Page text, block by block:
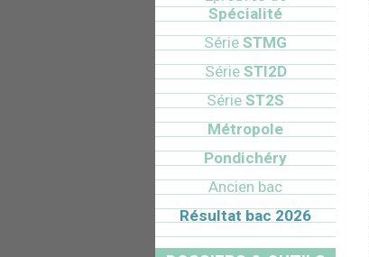
Spécialité
Série STMG
SérieSTI2D
Série ST2S
Métropole
Pondichéry
Ancien bac
Résultat bac 2026